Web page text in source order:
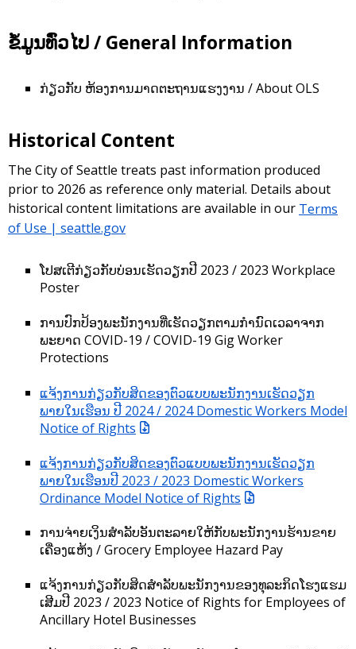
ຂໍ້ມູນທົ່ວໄປ / General Information
ກ່ຽວກັບ ຫ້ອງ​ການ​ມາດ​ຕະ​ຖານ​ແຮງ​ງານ / About OLS
Historical Content
The City of Seattle treats past information produced
prior to 2026 as reference only material. Details about
historical content limitations are available in our Terms
of Use | seattle.gov
ໂປສເຕີກ່ຽວກັບບ່ອນເຮັດວຽກປີ 2023 / 2023 Workplace
Poster
ການປົກປ້ອງພະນັກງານທີ່ເຮັດວຽກຕາມກຳນົດເວລາຈາກ
ພະຍາດ COVID-19 / COVID-19 Gig Worker
Protections
ແຈ້ງການກ່ຽວກັບສິດຂອງຕົວແບບພະນັກງານເຮັດວຽກ
ພາຍໃນເຮືອນ ປີ 2024 / 2024 Domestic Workers Model
Notice of Rights
ແຈ້ງການກ່ຽວກັບສິດຂອງຕົວແບບພະນັກງານເຮັດວຽກ
ພາຍໃນເຮືອນປີ 2023 / 2023 Domestic Workers
Ordinance Model Notice of Rights
ການຈ່າຍເງິນສຳລັບອັນຕະລາຍໃຫ້ກັບພະນັກງານຮ້ານຂາຍ
ເຄື່ອງແຫ້ງ / Grocery Employee Hazard Pay
ແຈ້ງການກ່ຽວກັບສິດສຳລັບພະນັກງານຂອງທຸລະກິດໂຮງແຮມ
ເສີມປີ 2023 / 2023 Notice of Rights for Employees of
Ancillary Hotel Businesses